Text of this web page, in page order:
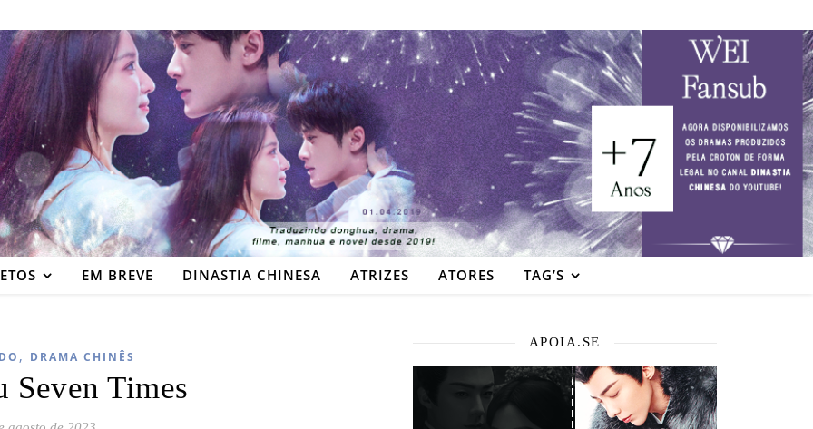
EM BREVE DINASTIA CHINESA ATRIZES ATORES TAG’S
, DRAMA CHINÊS
Seven Times
APOIA.SE